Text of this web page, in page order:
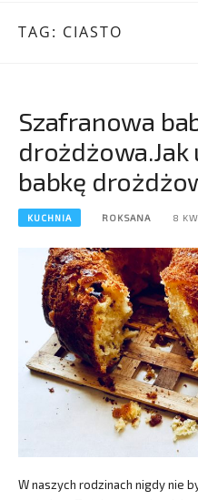
TAG: CIASTO
Szafranowa
drożdżowa.Jak
babkę
KUCHNIA ROKSANA 8
W naszych rodzinach nigdy nie